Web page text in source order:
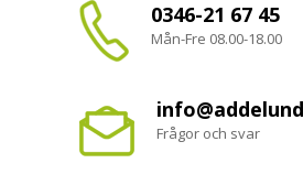
0346-21 67 45
Mån-Fre 08.00-18.00
Frågor och svar